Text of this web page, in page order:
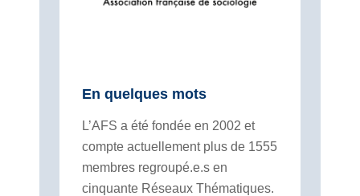
En quelques mots
L’AFS a été fondée en 2002 et
compte actuellement plus de 1555
membres regroupé.e.s en
cinquante Réseaux Thématiques.